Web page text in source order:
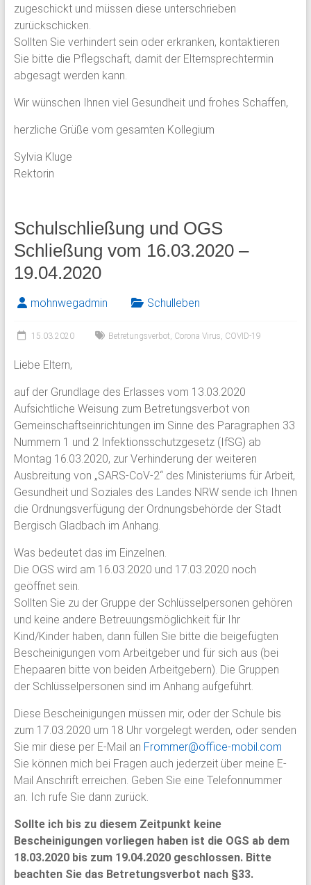
zugeschickt und müssen diese unterschrieben
zurückschicken.
Sollten Sie verhindert sein oder erkranken, kontaktieren
Sie bitte die Pflegschaft, damit der Elternsprechtermin
abgesagt werden kann.
Wir wünschen Ihnen viel Gesundheit und frohes Schaffen,
herzliche Grüße vom gesamten Kollegium
Sylvia Kluge
Rektorin
Schulschließung und OGS
Schließung vom 16.03.2020 –
19.04.2020
mohnwegadmin Schulleben
15.03.2020 Betretungsverbot, Corona Virus, COVID-19
Liebe Eltern,
auf der Grundlage des Erlasses vom 13.03.2020
Aufsichtliche Weisung zum Betretungsverbot von
Gemeinschaftseinrichtungen im Sinne des Paragraphen 33
Nummern 1 und 2 Infektionsschutzgesetz (IfSG) ab
Montag 16.03.2020, zur Verhinderung der weiteren
Ausbreitung von „SARS-CoV-2“ des Ministeriums für Arbeit,
Gesundheit und Soziales des Landes NRW sende ich Ihnen
die Ordnungsverfügung der Ordnungsbehörde der Stadt
Bergisch Gladbach im Anhang.
Was bedeutet das im Einzelnen.
Die OGS wird am 16.03.2020 und 17.03.2020 noch
geöffnet sein.
Sollten Sie zu der Gruppe der Schlüsselpersonen gehören
und keine andere Betreuungsmöglichkeit für Ihr
Kind/Kinder haben, dann füllen Sie bitte die beigefügten
Bescheinigungen vom Arbeitgeber und für sich aus (bei
Ehepaaren bitte von beiden Arbeitgebern). Die Gruppen
der Schlüsselpersonen sind im Anhang aufgeführt.
Diese Bescheinigungen müssen mir, oder der Schule bis
zum 17.03.2020 um 18 Uhr vorgelegt werden, oder senden
Sie mir diese per E-Mail an Frommer@office-mobil.com
Sie können mich bei Fragen auch jederzeit über meine E-
Mail Anschrift erreichen. Geben Sie eine Telefonnummer
an. Ich rufe Sie dann zurück.
Sollte ich bis zu diesem Zeitpunkt keine
Bescheinigungen vorliegen haben ist die OGS ab dem
18.03.2020 bis zum 19.04.2020 geschlossen. Bitte
beachten Sie das Betretungsverbot nach §33.